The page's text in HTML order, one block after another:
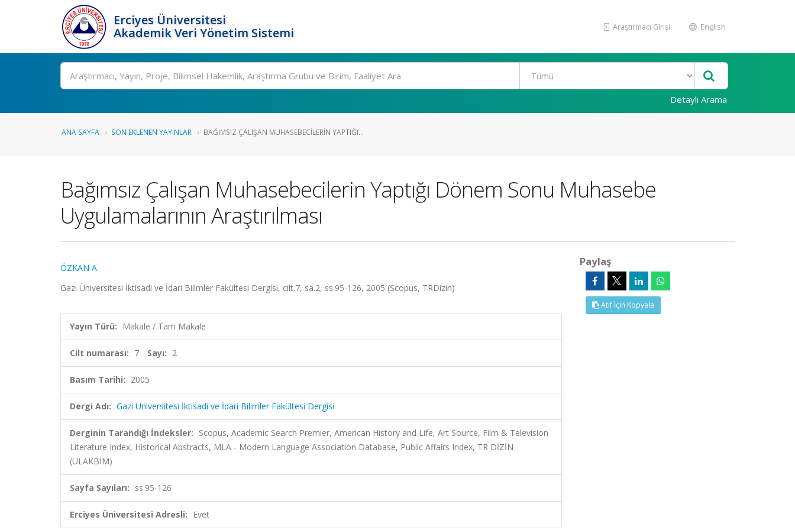
Erciyes Üniversitesi
Akademik Veri Yönetim Sistemi
Araştırmacı Girişi English
Ara
Detaylı Arama
ANA SAYFA SON EKLENEN YAYINLAR BAĞIMSIZ ÇALIŞAN MUHASEBECILERIN YAPTIĞI...
Bağımsız Çalışan Muhasebecilerin Yaptığı Dönem Sonu Muhasebe
Uygulamalarının Araştırılması
ÖZKAN A.
Gazi Üniversitesi İktisadi ve İdari Bilimler Fakültesi Dergisi, cilt.7, sa.2, ss.95-126, 2005 (Scopus, TRDizin)
Yayın Türü: Makale / Tam Makale
Cilt numarası: 7 Sayı: 2
Basım Tarihi: 2005
Dergi Adı: Gazi Üniversitesi İktisadi ve İdari Bilimler Fakültesi Dergisi
Derginin Tarandığı İndeksler: Scopus, Academic Search Premier, American History and Life, Art Source, Film & Television
Literature Index, Historical Abstracts, MLA - Modern Language Association Database, Public Affairs Index, TR DİZİN
(ULAKBİM)
Sayfa Sayıları: ss.95-126
Erciyes Üniversitesi Adresli: Evet
Paylaş
Atıf İçin Kopyala